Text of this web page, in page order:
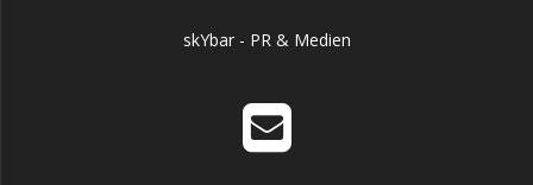
skYbar - PR & Medien